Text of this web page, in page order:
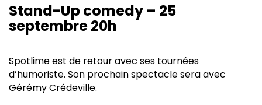
Stand-Up comedy – 25
septembre 20h
Spotlime est de retour avec ses tournées
d’humoriste. Son prochain spectacle sera avec
Gérémy Crédeville.